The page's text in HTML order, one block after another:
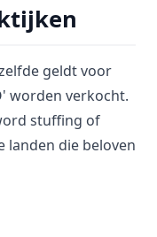
geldt voor
worden verkocht.
stuffing of
landen die beloven